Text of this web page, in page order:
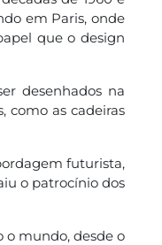
em Paris, onde
que o design
desenhados na
como as cadeiras
futurista,
o patrocínio dos
o mundo, desde o